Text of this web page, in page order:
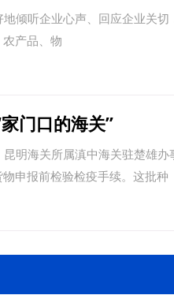
倾听企业心声、回应企业关
产品、物
门口的海关”
海关所属滇中海关驻楚雄办
申报前检验检疫手续。这批种